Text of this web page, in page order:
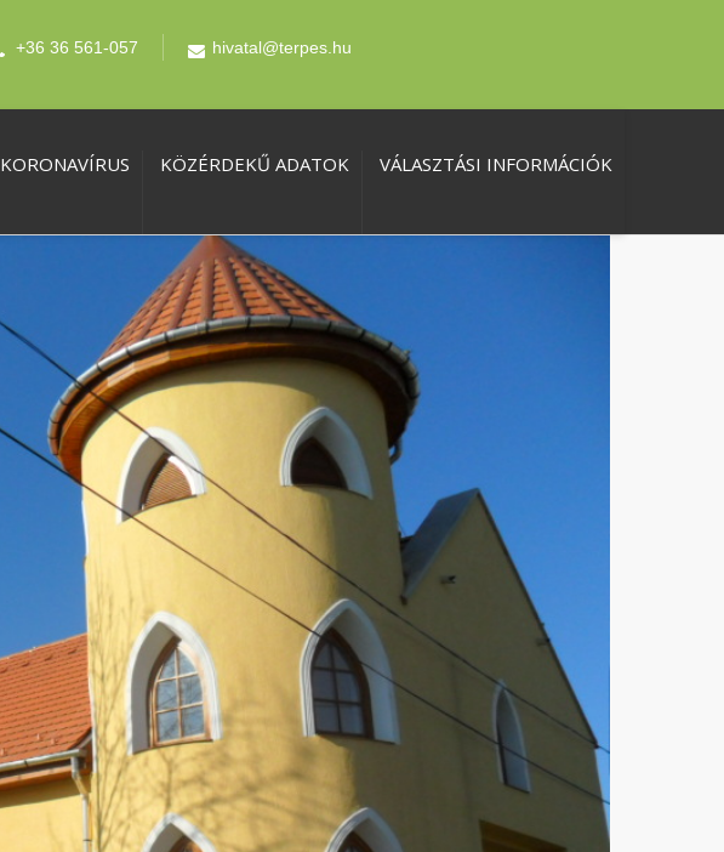
+36 36 561-057 hivatal@terpes.hu
KORONAVÍRUS KÖZÉRDEKŰ ADATOK VÁLASZTÁSI INFORMÁCIÓK